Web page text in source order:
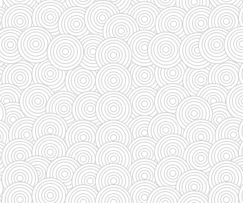
(588)
(29)
(27)
(110)
(185)
(29)
(128)
(33)